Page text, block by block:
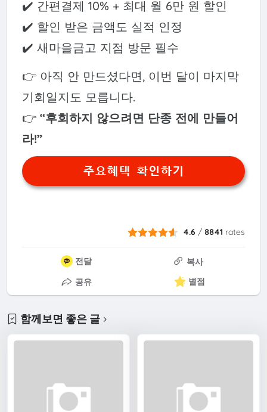
✔️ 간편결제 10% + 최대 월 6만 원 할인
✔️ 할인 받은 금액도 실적 인정
✔️ 새마을금고 지점 방문 필수
👉 아직 안 만드셨다면, 이번 달이 마지막
기회일지도 모릅니다.
👉 “후회하지 않으려면 단종 전에 만들어
라!”
주요혜택 확인하기
4.6 / 8841 rates
전달
복사
공유
별점
함께보면 좋은 글